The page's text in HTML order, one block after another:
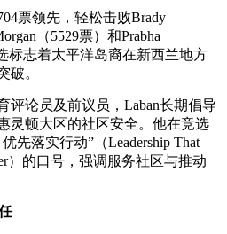
票领先，轻松击败Brady
（5529票）和Prabha
标志着太平洋岛裔在新西兰地方
破。
评论员及前议员，Laban长期倡导
灵顿大区的社区安全。他在竞选
先落实行动”（Leadership That
）的口号，强调服务社区与推动